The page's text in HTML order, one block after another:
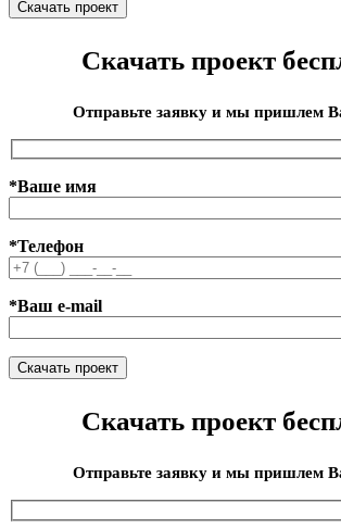
Скачать проект
Отправьте заявку и мы пришлем
*Ваше имя
*Телефон
*Ваш e-mail
Скачать проект
Отправьте заявку и мы пришлем